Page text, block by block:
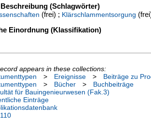
(Schlagwörter)
(frei) ; Klärschlammentsorgung
Einordnung (Klassifikation)
appears in these collections:
> Ereignisse >
Beiträge zu
> Bücher >
Buchbeiträge
für Bauingenieurwesen (Fak.3)
Einträge